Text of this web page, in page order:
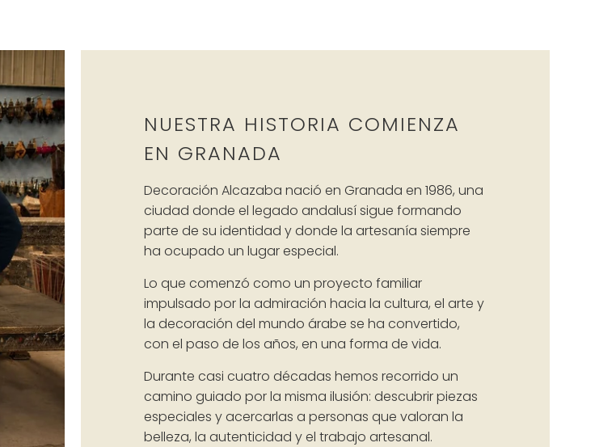
NUESTRA HISTORIA COMIENZA
EN GRANADA
Decoración Alcazaba nació en Granada en 1986, una
ciudad donde el legado andalusí sigue formando
parte de su identidad y donde la artesanía siempre
ha ocupado un lugar especial.
Lo que comenzó como un proyecto familiar
impulsado por la admiración hacia la cultura, el arte y
la decoración del mundo árabe se ha convertido,
con el paso de los años, en una forma de vida.
Durante casi cuatro décadas hemos recorrido un
camino guiado por la misma ilusión: descubrir piezas
especiales y acercarlas a personas que valoran la
belleza, la autenticidad y el trabajo artesanal.